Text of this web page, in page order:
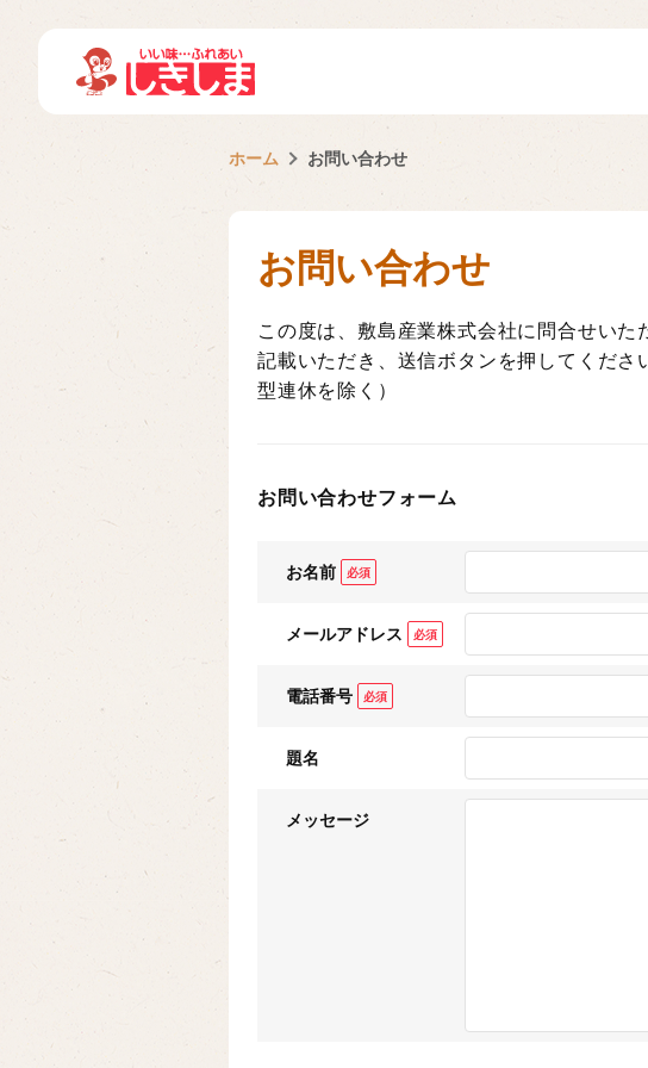
ホーム お問い合わせ
お問い合わせ
この度は、敷島産業株式会社に問合せい
記載いただき、送信ボタンを押してくだ
型連休を除く）
お問い合わせフォーム
お名前
メールアドレス
電話番号
題名
メッセージ